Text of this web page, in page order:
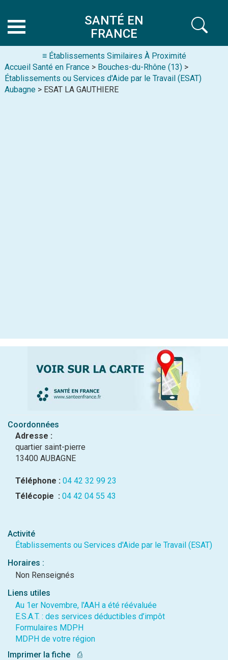
SANTÉ EN
FRANCE
≡ Établissements Similaires À Proximité
Accueil Santé en France > Bouches-du-Rhône (13) >
Établissements ou Services d'Aide par le Travail (ESAT)
Aubagne > ESAT LA GAUTHIERE
Coordonnées
Adresse :
quartier saint-pierre
13400 AUBAGNE
Téléphone : 04 42 32 99 23
Télécopie : 04 42 04 55 43
Activité
Établissements ou Services d'Aide par le Travail (ESAT)
Horaires :
Non Renseignés
Liens utiles
Au 1er Novembre, l'AAH a été réévaluée
E.S.A.T. : des services déductibles d’impôt
Formulaires MDPH
MDPH de votre région
Imprimer la fiche
⎙